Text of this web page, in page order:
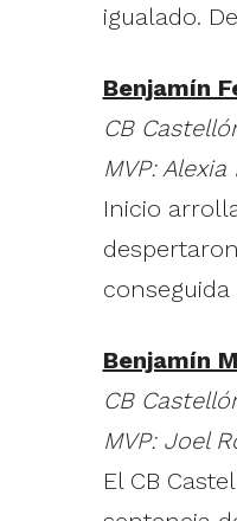
igualado.
Benjamín
CB
MVP:
Inicio
Benjamín
CB
MVP: Joel
El CB